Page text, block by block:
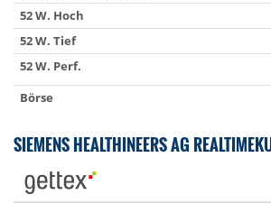
52 W. Hoch
52 W. Tief
52 W. Perf.
Börse
SIEMENS HEALTHINEERS AG